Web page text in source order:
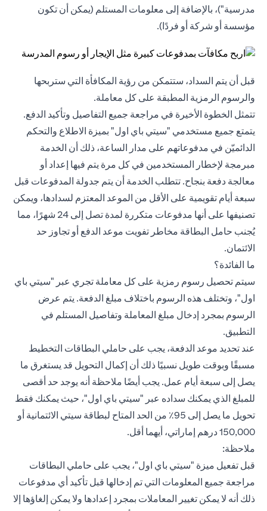
مدرسية")، بالإضافة إلى معلومات المستلم (يمكن أن تكون
مؤسسة أو شركة أو فردًا).
قبل أن يتم السداد، ستتمكن من رؤية المكافأة التي ستربحها
والرسوم الرمزية المطبقة على كل معاملة.
تتمثل الخطوة الأخيرة في مراجعة جميع التفاصيل وتأكيد الدفع.
يتمتع جميع مستخدمي "سيتي باي اول" بميزة الاطلاع والتحكم
الدائميّن في مدفوعاتهم على مدار الساعة، ذلك أن الخدمة
مبرمجة لإخطار المستخدمين في كل مرة يتم فيها إعداد أو
معالجة دفعة بنجاح. تتطلب الخدمة أن يتم جدولة المدفوعات قبل
سبعة أيام تقويمية على الأقل من الموعد المعتزم لسدادها، ويمكن
تصنيفها على أنها مدفوعات متكررة لمدة تصل إلى 24 شهرًا، مما
يُجنب حامل البطاقة مخاطر تفويت موعد الدفع أو تجاوز حد
الائتمان.
ما الفائدة؟
سيتم تحصيل رسوم رمزية على كل معاملة تجري عبر "سيتي باي
اول"، وتختلف هذه الرسوم باختلاف مبلغ الدفعة. يتم عرض
الرسوم بمجرد إدخال مبلغ المعاملة وتفاصيل المستلم في
التطبيق.
عند تحديد موعد الدفعة، يجب على حاملي البطاقات التخطيط
مسبقًا وبوقت طويل نسبيًا ذلك أن إكمال التحويل قد يستغرق ما
يصل إلى سبعة أيام عمل. يجب أيضًا ملاحظة أنه يوجد حد أقصى
للمبلغ الذي يمكنك سداده عبر "سيتي باي اول"، حيث يمكنك فقط
تحويل ما يصل إلى 95٪ من الحد المتاح لبطاقة سيتي الائتمانية أو
150,000 درهم إماراتي، أيهما أقل.
ملاحظة:
قبل تفعيل ميزة "سيتي باي اول"، يجب على حاملي البطاقات
مراجعة جميع المعلومات التي تم إدخالها قبل تأكيد أي مدفوعات
ذلك أنه لا يمكن تغيير المعاملات بمجرد إعدادها ولا يمكن إلغاؤها إلا